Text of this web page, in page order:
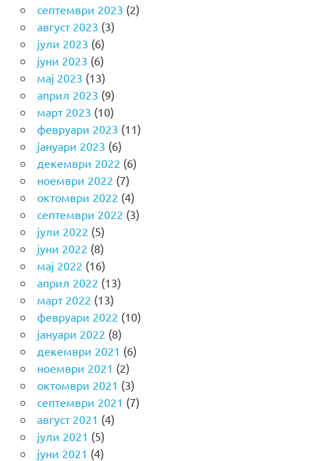
септември 2023 (2)
август 2023 (3)
јули 2023 (6)
јуни 2023 (6)
мај 2023 (13)
април 2023 (9)
март 2023 (10)
февруари 2023 (11)
јануари 2023 (6)
декември 2022 (6)
ноември 2022 (7)
октомври 2022 (4)
септември 2022 (3)
јули 2022 (5)
јуни 2022 (8)
мај 2022 (16)
април 2022 (13)
март 2022 (13)
февруари 2022 (10)
јануари 2022 (8)
декември 2021 (6)
ноември 2021 (2)
октомври 2021 (3)
септември 2021 (7)
август 2021 (4)
јули 2021 (5)
јуни 2021 (4)